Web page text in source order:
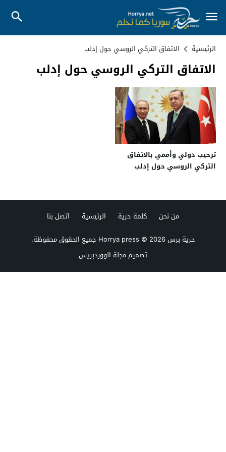
الرئيسية الاتفاق التركي الروسي حول إدلب
الاتفاق التركي الروسي حول إدلب
ترحيب دولي وأممي بالاتفاق
التركي الروسي حول إدلب
من نحن كلمة حرية الرئيسية
اتصل بنا
حرية برس Horrya press© 2026 جميع الحقوق محفوظة.
تصميممجلة الووردبريس